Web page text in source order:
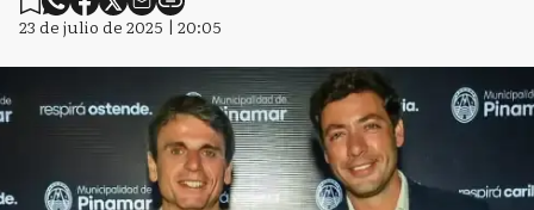
23 de julio de 2025 | 20:05